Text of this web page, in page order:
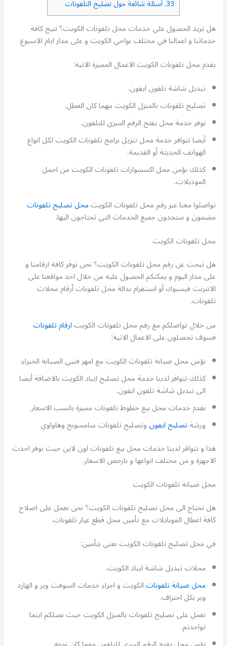
33. أسئلة شائعة حول تصليح التلفونات
هل تريد الحصول علي خدمات محل تلفونات الكويت؟ نتيح كافة
خدماتنا و اعمالنا في مختلف نواحي الكويت و على مدار ايام الاسبوع.
يقدم محل تلفونات الكويت الاعمال المميزة الاتية:
تبديل شاشة تلفون ايفون.
تصليح تلفونات بالمنزل الكويت مهما كان العطل.
نوفر خدمة محل يفتح الرقم السري للتلفون.
أيضا تتوافر خدمة محل تنزيل برامج تلفونات الكويت لكل انواع
الهواتف الحديثة أو القديمة.
كذلك نؤمن محل اكسسوارات تلفونات الكويت من اجمل
الموديلات.
تواصلوا معنا عبر رقم محل تلفونات الكويتمحل تصليح تلفونات
مضمون و ستجدون جميع الخدمات التي تحتاجون اليها.
محل تلفونات الكويت
هل تبحث عن رقم محل تلفونات الكويت؟ نحن نوفر كافة ارقامنا و
على مدار اليوم و يمكنكم الحصول عليه من خلال احد مواقعنا على
الانترنت فيسبوك أو انستقرام بدالة محل تلفونات أرقام محلات
تلفونات.
من خلال تواصلكم مع رقم محل تلفونات الكويتارقام تلفونات
فسوف تحصلون على الاعمال الاتية:
نؤمن محل صيانة تلفونات الكويت مع امهر فنيي الصيانة الخبراء.
كذلك تتوافر لدينا خدمة محل تصليح ايباد الكويت بالاضافة أيضا
الى تبديل شاشة تلفون ايفون.
نقدم خدمات محل بيع خطوط تلفونات مميزة بانسب الاسعار.
ورشةتصليح ايفونوتصليح تلفونات سامسونج وهاواوي
هذا و تتوافر لدينا خدمات محل بيع تلفونات اون لاين حيث نوفر احدث
الاجهزة و من مختلف انواعها و بارخص الاسعار.
محل صيانة تلفونات الكويت
هل تحتاج الى محل تصليح تلفونات الكويت؟ نحن نعمل على اصلاح
كافة اعطال الموبايلات مع تأمين محل قطع غيار تلفونات.
في محل تصليح تلفونات الكويت نعنى بتأمين:
محلات تبديل شاشة ايباد الكويت.
محل صيانة تلفوناتالكويت و اجراء خدمات السوفت وير و الهارد
وير بكل احتراف.
نعمل على تصليح تلفونات بالمنزل الكويت حيث نصلكم اينما
تواجدتم.